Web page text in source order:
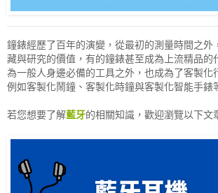
鐘錶經歷了百年的演變，從最初的測量時間之外
藏與研究的價值，有的鐘錶甚至成為上流精品的
為一般人身邊必備的工具之外，也成為了客製化
例如客製化鬧鐘、客製化時鐘與客製化智能手錶
若您想要了解藍牙的相關知識，歡迎瀏覽以下文